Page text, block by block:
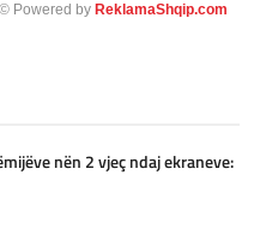
© Powered by ReklamaShqip.com
nën 2 vjeç ndaj ekraneve: